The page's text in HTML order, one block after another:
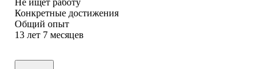
Конкретные достижения
Общий опыт
13 лет 7 месяцев